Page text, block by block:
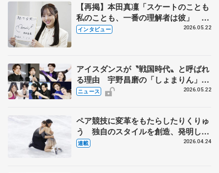
【再掲】本田真凜「スケートのことも
私のことも、一番の理解者は彼」 引
退時の単独インタビューで語った競技
インタビュー 2026.05.22
アイスダンスが〝戦国時代〟と呼ばれ
る理由 宇野昌磨の「しょまりん」ら
実力者が相次いで参戦 国内の競争激
ニュース 2026.05.22
ペア競技に変革をもたらしたりくりゅ
う 独自のスタイルを創造、発明した
【引退発表後②】
連載 2026.04.24